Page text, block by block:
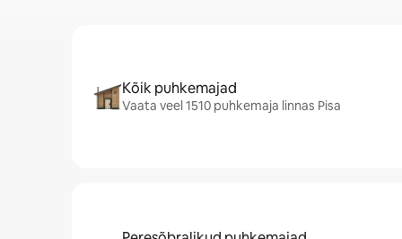
Kõik puhkemajad
Vaata veel 1510 puhkemaja linnas Pisa